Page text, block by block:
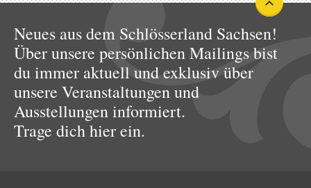
Neues aus dem Schlösserland Sachsen!
Über unsere persönlichen Mailings bist
du immer aktuell und exklusiv über
unsere Veranstaltungen und
Ausstellungen informiert.
Trage dich hier ein.